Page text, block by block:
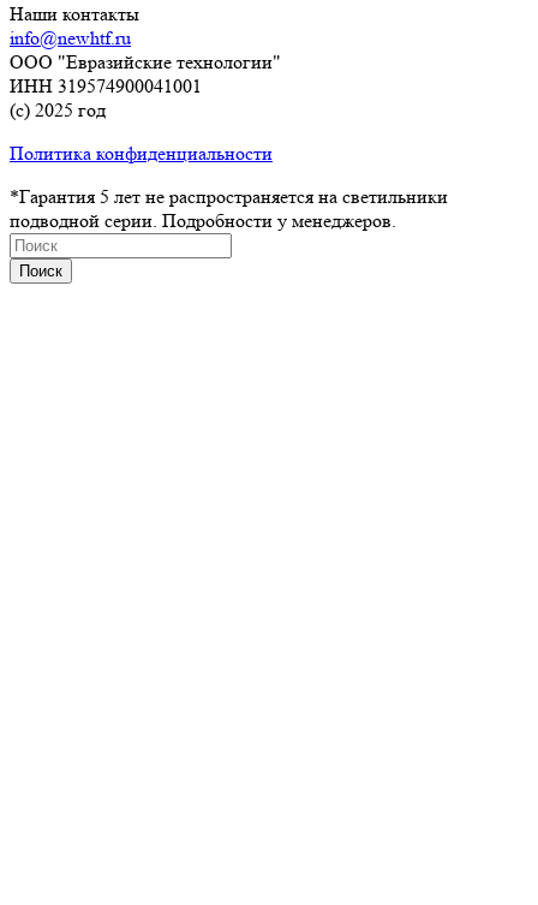
Наши контакты
info@newhtf.ru
ООО "Евразийские технологии"
ИНН 319574900041001
(с) 2025 год
Политика конфиденциальности
*Гарантия 5 лет не распространяется на светильники
подводной серии. Подробности у менеджеров.
Поиск